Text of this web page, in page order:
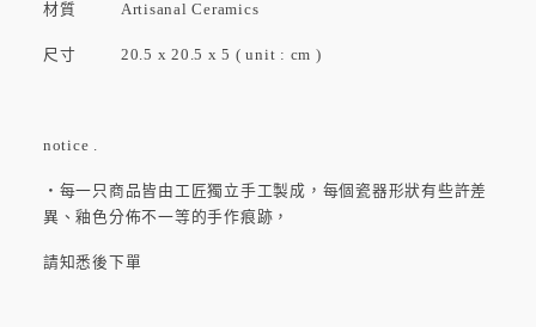
材質 Artisanal Ceramics
尺寸 20.5 x 20.5 x 5 ( unit : cm )
notice .
・每一只商品皆由工匠獨立手工製成，每個瓷器形狀有些許差
異、釉色分佈不一等的手作痕跡，
請知悉後下單